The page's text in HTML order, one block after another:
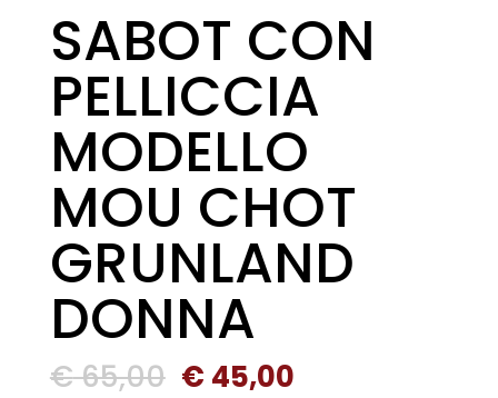
SABOT CON
PELLICCIA
MODELLO
MOU CHOT
GRUNLAND
DONNA
€65,00 Il
€ 45,00Il